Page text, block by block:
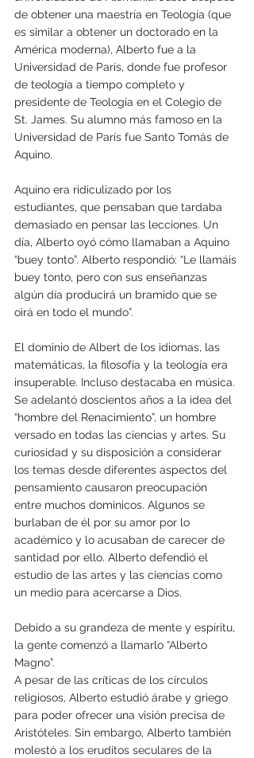
de obtener una maestría en Teología (que
es similar a obtener un doctorado en la
América moderna), Alberto fue a la
Universidad de París, donde fue profesor
de teología a tiempo completo y
presidente de Teología en el Colegio de
St. James. Su alumno más famoso en la
Universidad de París fue Santo Tomás de
Aquino.
Aquino era ridiculizado por los
estudiantes, que pensaban que tardaba
demasiado en pensar las lecciones. Un
día, Alberto oyó cómo llamaban a Aquino
“buey tonto”. Alberto respondió: “Le llamáis
buey tonto, pero con sus enseñanzas
algún día producirá un bramido que se
oirá en todo el mundo”.
El dominio de Albert de los idiomas, las
matemáticas, la filosofía y la teología era
insuperable. Incluso destacaba en música.
Se adelantó doscientos años a la idea del
“hombre del Renacimiento”, un hombre
versado en todas las ciencias y artes. Su
curiosidad y su disposición a considerar
los temas desde diferentes aspectos del
pensamiento causaron preocupación
entre muchos dominicos. Algunos se
burlaban de él por su amor por lo
académico y lo acusaban de carecer de
santidad por ello. Alberto defendió el
estudio de las artes y las ciencias como
un medio para acercarse a Dios.
Debido a su grandeza de mente y espíritu,
la gente comenzó a llamarlo “Alberto
Magno”.
A pesar de las críticas de los círculos
religiosos, Alberto estudió árabe y griego
para poder ofrecer una visión precisa de
Aristóteles. Sin embargo, Alberto también
molestó a los eruditos seculares de la